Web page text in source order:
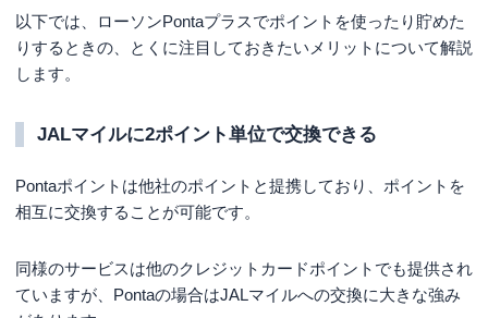
以下では、ローソンPontaプラスでポイントを使ったり貯めた
りするときの、とくに注目しておきたいメリットについて解説
します。
JALマイルに2ポイント単位で交換できる
Pontaポイントは他社のポイントと提携しており、ポイントを
相互に交換することが可能です。
同様のサービスは他のクレジットカードポイントでも提供され
ていますが、Pontaの場合はJALマイルへの交換に大きな強み